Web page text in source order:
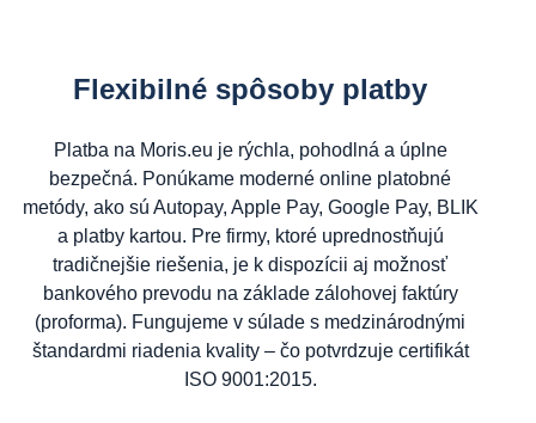
Flexibilné spôsoby platby
Platba na Moris.eu je rýchla, pohodlná a úplne
bezpečná. Ponúkame moderné online platobné
metódy, ako sú Autopay, Apple Pay, Google Pay, BLIK
a platby kartou. Pre firmy, ktoré uprednostňujú
tradičnejšie riešenia, je k dispozícii aj možnosť
bankového prevodu na základe zálohovej faktúry
(proforma). Fungujeme v súlade s medzinárodnými
štandardmi riadenia kvality – čo potvrdzuje certifikát
ISO 9001:2015.